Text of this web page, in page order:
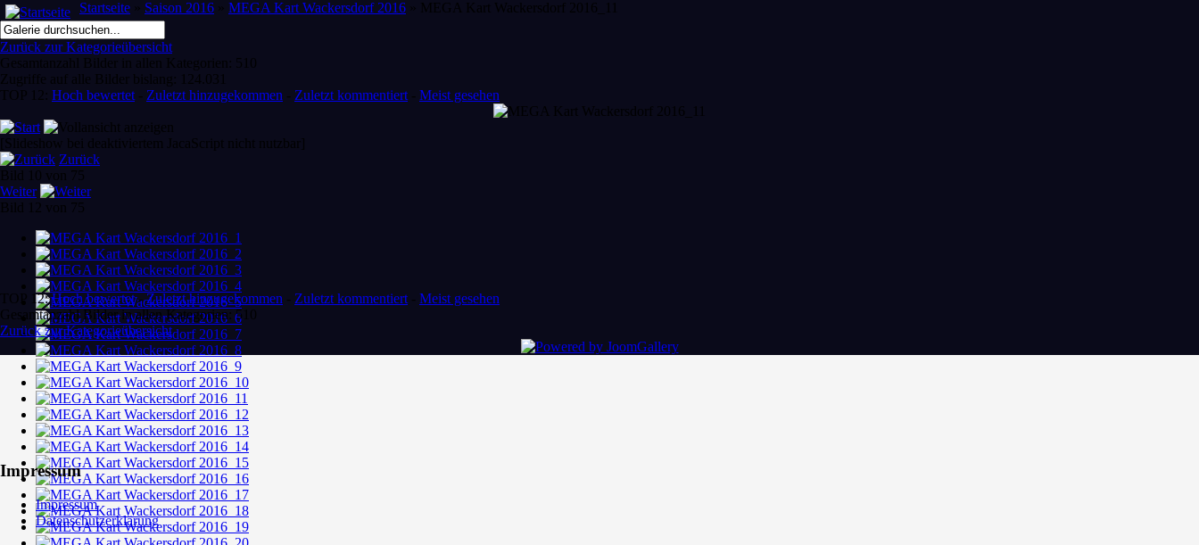
Startseite » Saison 2016 » MEGA Kart Wackersdorf 2016 » MEGA Kart Wackersdorf 2016_11
Zurück zur Kategorieübersicht
Gesamtanzahl Bilder in allen Kategorien: 510
Zugriffe auf alle Bilder bislang: 124.031
TOP 12: Hoch bewertet - Zuletzt hinzugekommen - Zuletzt kommentiert - Meist gesehen
[Slideshow bei deaktiviertem JacaScript nicht nutzbar]
Zurück
Bild 10 von 75
Weiter
Bild 12 von 75
TOP 12:Hoch bewertet-Zuletzt hinzugekommen - Zuletzt kommentiert - Meist gesehen
Gesamtanzahl Bilder in allen Kategorien: 510
Zurück zur Kategorieübersicht
Impressum
Impressum
Datenschutzerklärung